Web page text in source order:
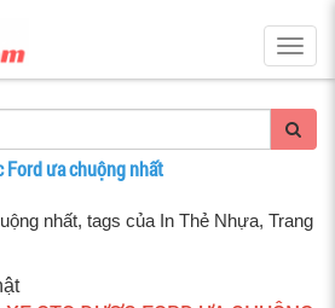
Ford ưa chuộng nhất
nhất, tags của In Thẻ Nhựa, Trang